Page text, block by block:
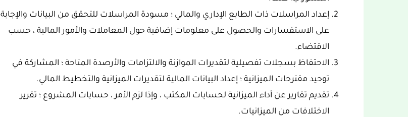
إعداد المراسلات ذات الطابع الإداري والمالي ؛ مسودة المراسلات للتحقق من البيانات والإجابة
على الاستفسارات والحصول على معلومات إضافية حول المعاملات والأمور المالية ، حسب
الاقتضاء.
الاحتفاظ بسجلات تفصيلية لتقديرات الموازنة والالتزامات والأرصدة المتاحة ؛ المشاركة في
توحيد مقترحات الميزانية ؛ إعداد البيانات المالية لتقديرات الميزانية والتخطيط المالي.
تقديم تقارير عن أداء الميزانية لحسابات المكتب ، وإذا لزم الأمر ، حسابات المشروع ؛ تقرير
الاختلافات من الميزانيات.